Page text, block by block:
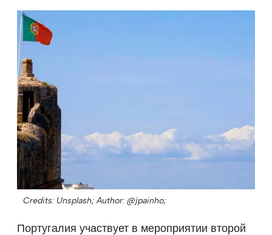
Credits: Unsplash; Author: @jpainho;
Португалия участвует в мероприятии второй